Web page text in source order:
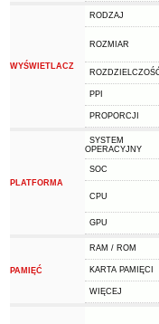
WYŚWIETLACZ
RODZAJ
ROZMIAR
PPI
PROPORCJI
PLATFORMA
SYSTEM
OPERACYJNY
SOC
CPU
GPU
PAMIĘĆ
RAM / ROM
KARTA PAMIĘCI
WIĘCEJ